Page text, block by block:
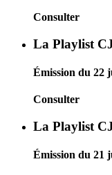
Consulter
La Playlist
Émission du 22
Consulter
La Playlist
Émission du 21